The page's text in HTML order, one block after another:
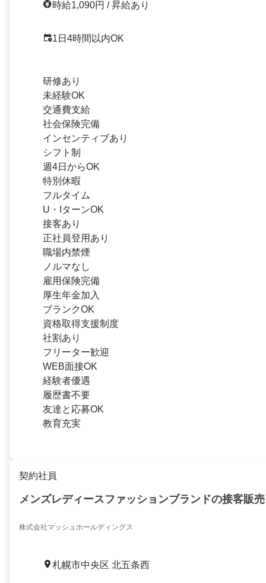
時給1,090円 / 昇給あり
1日4時間以内OK
研修あり
未経験OK
交通費支給
社会保険完備
インセンティブあり
シフト制
週4日からOK
特別休暇
フルタイム
U・IターンOK
接客あり
正社員登用あり
職場内禁煙
ノルマなし
雇用保険完備
厚生年金加入
ブランクOK
資格取得支援制度
社割あり
フリーター歓迎
WEB面接OK
経験者優遇
履歴書不要
友達と応募OK
教育充実
契約社員
メンズレディースファッションブランドの接客販
株式会社マッシュホールディングス
札幌市中央区 北五条西